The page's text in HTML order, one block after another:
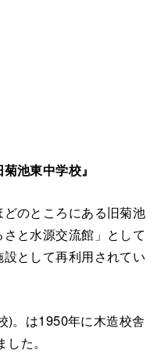
池東中学校』
のところにある旧菊池
と水源交流館」として
として再利用されてい
)。は1950年に木造校舎
た。